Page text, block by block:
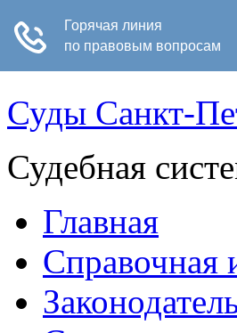
Суды Санкт-
Судебная
Главная
Справочная